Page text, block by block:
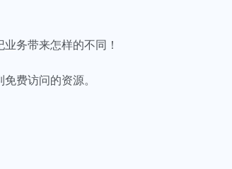
务带来怎样的不同！
免费访问的资源。